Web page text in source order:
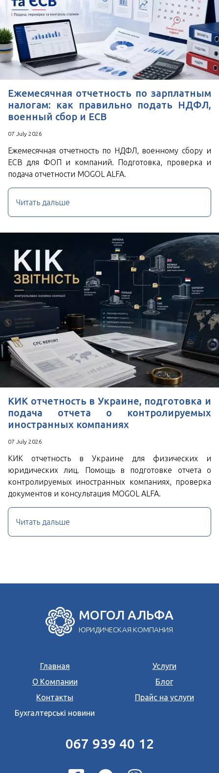
Ежемесячная отчетность по зарплатным
налогам: как правильно подать НДФЛ,
военный сбор и ЕСВ
07 July 2026
Ежемесячная отчетность по НДФЛ, военному сбору и
ЕСВ для ФОП и компаний. Подготовка, проверка и
подача отчетности MOGOL ALFA.
Читать дальше
КИК отчетность в Украине, подготовка и
подача отчета о контролируемых
иностранных компаниях
07 July 2026
КИК отчетность в Украине для физических и
юридических лиц. Помощь в подготовке отчета о
контролируемых иностранных компаниях, проверка
документов и консультация MOGOL ALFA.
Читать дальше
МОГОЛ АЛЬФА
ЮРИДИЧЕСКАЯ КОМПАНИЯ
Главная
Услуги
О Компании
Блог
Контакты
Прайс на услуги
Бухгалтерські новини
067 939 40 12